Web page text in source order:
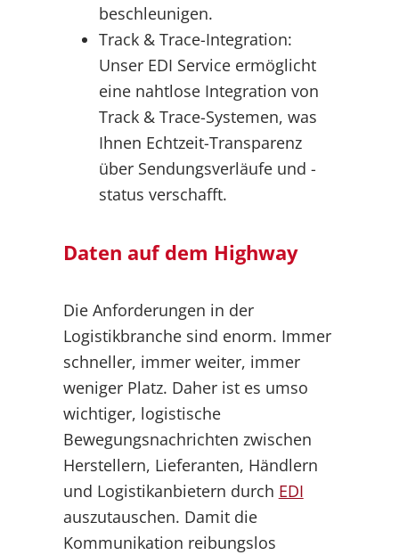
beschleunigen.
Track & Trace-Integration:
Unser EDI Service ermöglicht
eine nahtlose Integration von
Track & Trace-Systemen, was
Ihnen Echtzeit-Transparenz
über Sendungsverläufe und -
status verschafft.
Daten auf dem Highway
Die Anforderungen in der
Logistikbranche sind enorm. Immer
schneller, immer weiter, immer
weniger Platz. Daher ist es umso
wichtiger, logistische
Bewegungsnachrichten zwischen
Herstellern, Lieferanten, Händlern
und Logistikanbietern durch EDI
auszutauschen. Damit die
Kommunikation reibungslos